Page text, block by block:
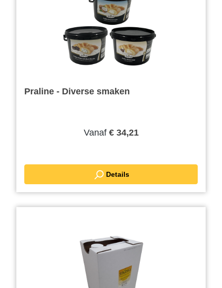
Praline - Diverse smaken
Vanaf € 34,21
Details